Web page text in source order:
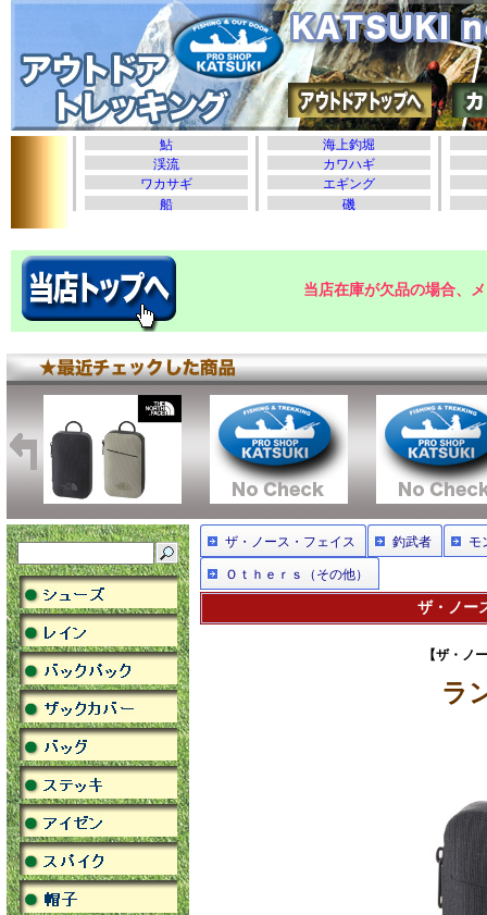
当店在庫が欠品の場合、
ザ・ノース・フェイス 釣武者 モ
Ｏｔｈｅｒｓ（その他）
ザ・ノー
【ザ・ノ
ラ